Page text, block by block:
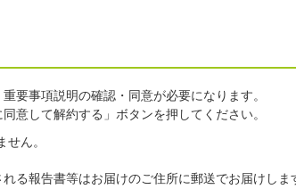
要事項説明の確認・同意が必要になります。
意して解約する」ボタンを押してください。
ん。
る報告書等はお届けのご住所に郵送でお届けしま